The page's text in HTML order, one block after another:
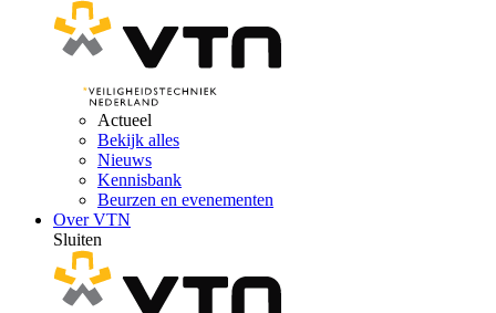
Actueel
Bekijk alles
Nieuws
Kennisbank
Beurzen en evenementen
Over VTN
Sluiten